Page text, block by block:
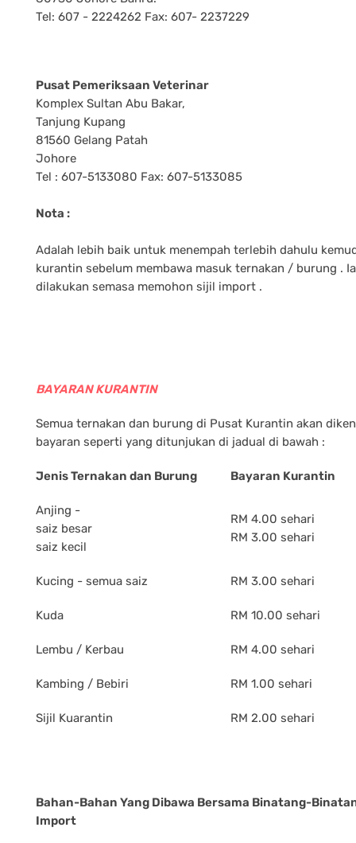
Tel: 607 - 2224262 Fax: 607- 2237229
Pusat Pemeriksaan Veterinar
Komplex Sultan Abu Bakar,
Tanjung Kupang
81560 Gelang Patah
Johore
Tel : 607-5133080 Fax: 607-5133085
Nota :
Adalah lebih baik untuk menempah terlebih dahulu
kurantin sebelum membawa masuk ternakan / burung .
dilakukan semasa memohon sijil import .
BAYARAN KURANTIN
Semua ternakan dan burung di Pusat Kurantin akan
bayaran seperti yang ditunjukan di jadual di bawah :
Jenis Ternakan dan Burung Bayaran Kurantin
Anjing -
saiz besar
saiz kecil
RM 4.00 sehari
RM 3.00 sehari
Kucing - semua saiz RM 3.00 sehari
Kuda RM 10.00 sehari
Lembu / Kerbau RM 4.00 sehari
Kambing / Bebiri RM 1.00 sehari
Sijil Kuarantin RM 2.00 sehari
Bahan-Bahan Yang Dibawa Bersama Binatang-
Import